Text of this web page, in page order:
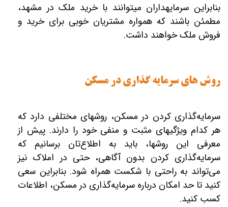
بنابراین سرمایه‎داران می‎توانند با خرید ملک در مشهد،
مطمئن باشند که همواره مشتریان خوبی برای خرید و
فروش ملک خواهند داشت.
روش های سرمایه گذاری در مسکن
سرمایه‌گذاری کردن در مسکن، روش‎های مختلفی دارد که
هر کدام ویژگی‎های مثبت و منفی خود را دارند. پیش از
معرفی این روش‎ها، باید به اطلاع‌تان برسانیم که
سرمایه‌گذاری کردن بدون آگاهی، حتی در املاک نیز
می‌تواند به راحتی با شکست همراه شود. بنابراین سعی
کنید تا حد امکان درباره سرمایه‌گذاری در مسکن، اطلاعات
کسب کنید.